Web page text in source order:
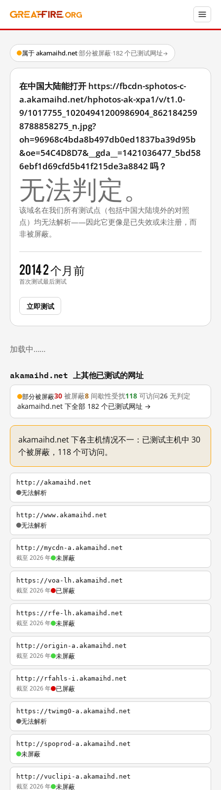
属于 akamaihd.net·部分被屏蔽·182 个已测试网址→
在中国大陆能打开 https://fbcdn-sphotos-c-
a.akamaihd.net/hphotos-ak-xpa1/v/t1.0-
9/1017755_10204941200986904_862184259
8788858275_n.jpg?
oh=96968c4bda8b497db0ed1837ba39d95b
&oe=54C4D8D7&__gda__=1421036477_5bd58
6ebf1d69cfd5b41f215de3a8842 吗？
无法判定。
该域名在我们所有测试点（包括中国大陆境外的对照
点）均无法解析——因此它更像是已失效或未注册，而
非被屏蔽。
2014
首次测试
2 个月前
最后测试
立即测试
加载中……
akamaihd.net 上其他已测试的网址
部分被屏蔽30 被屏蔽8 间歇性受扰118 可访问26 无判定
akamaihd.net 下全部 182 个已测试网址 →
akamaihd.net 下各主机情况不一：已测试主机中 30
个被屏蔽，118 个可访问。
http://akamaihd.net
无法解析
http://www.akamaihd.net
无法解析
http://mycdn-a.akamaihd.net
截至 2026 年 未屏蔽
https://voa-lh.akamaihd.net
截至 2026 年 已屏蔽
https://rfe-lh.akamaihd.net
截至 2026 年 未屏蔽
http://origin-a.akamaihd.net
截至 2026 年 未屏蔽
http://rfahls-i.akamaihd.net
截至 2026 年 已屏蔽
https://twimg0-a.akamaihd.net
无法解析
http://spoprod-a.akamaihd.net
未屏蔽
http://vuclipi-a.akamaihd.net
截至 2026 年 未屏蔽